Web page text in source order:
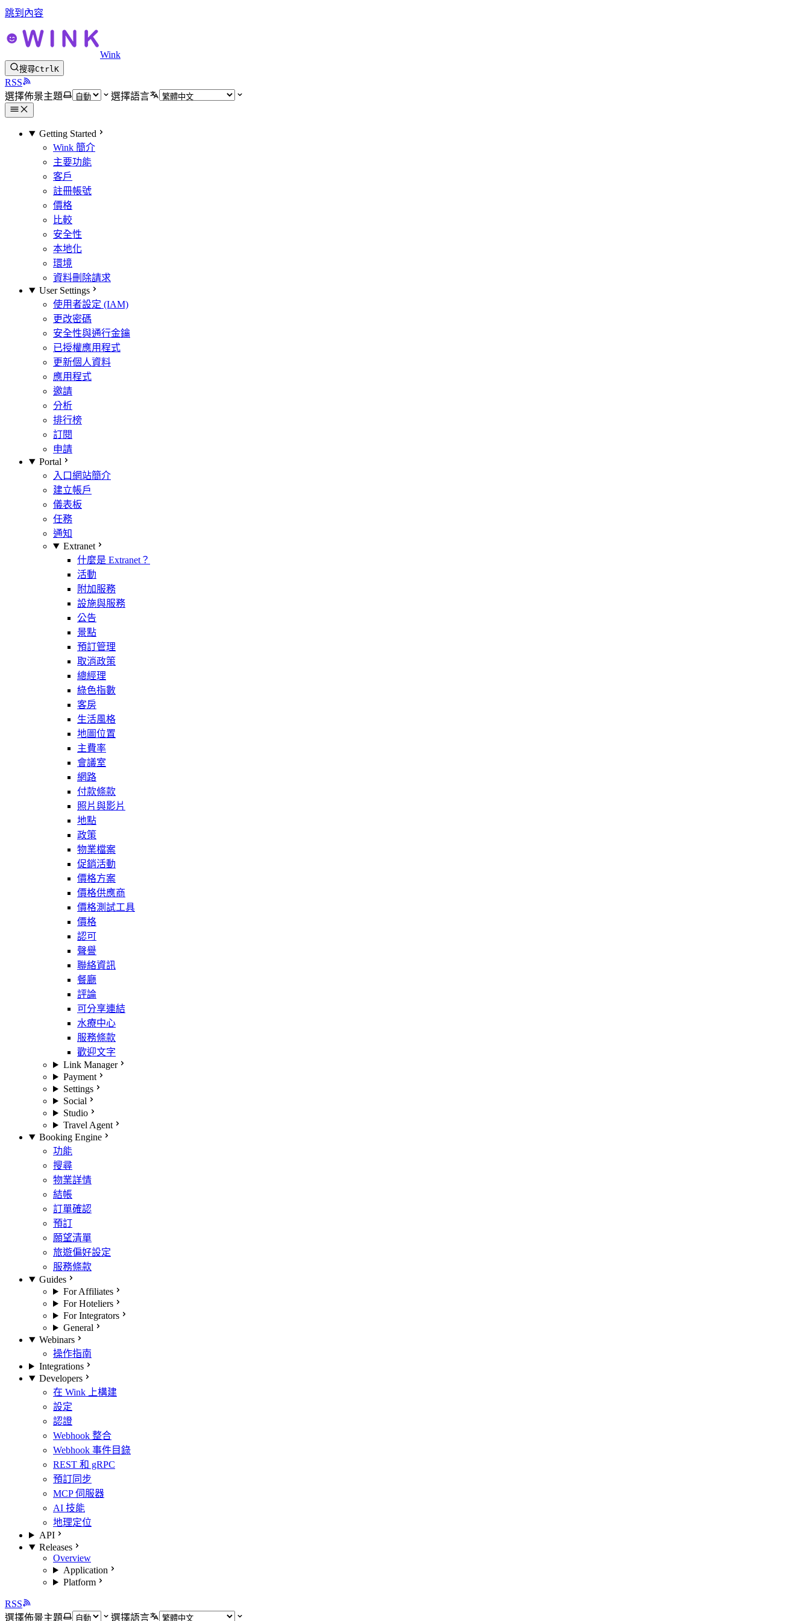
跳到內容
Wink
搜尋CtrlK
RSS
選擇佈景主題
選擇語言
Getting Started
Wink 簡介
主要功能
客戶
註冊帳號
價格
比較
安全性
本地化
環境
資料刪除請求
User Settings
使用者設定 (IAM)
更改密碼
安全性與通行金鑰
已授權應用程式
更新個人資料
應用程式
邀請
分析
排行榜
訂閱
申請
Portal
入口網站簡介
建立帳戶
儀表板
任務
通知
Extranet
什麼是 Extranet？
活動
附加服務
設施與服務
公告
景點
預訂管理
取消政策
總經理
綠色指數
客房
生活風格
地圖位置
主費率
會議室
網路
付款條款
照片與影片
地點
政策
物業檔案
促銷活動
價格方案
價格供應商
價格測試工具
價格
認可
聲譽
聯絡資訊
餐廳
評論
可分享連結
水療中心
服務條款
歡迎文字
Link Manager
Payment
Settings
Social
Studio
Travel Agent
Booking Engine
功能
搜尋
物業詳情
結帳
訂單確認
預訂
願望清單
旅遊偏好設定
服務條款
Guides
For Affiliates
For Hoteliers
For Integrators
General
Webinars
操作指南
Integrations
Developers
在 Wink 上構建
設定
認證
Webhook 整合
Webhook 事件目錄
REST 和 gRPC
預訂同步
MCP 伺服器
AI 技能
地理定位
API
Releases
Overview
Application
Platform
RSS
選擇佈景主題
選擇語言